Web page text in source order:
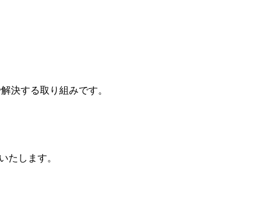
する取り組みです。
たします。